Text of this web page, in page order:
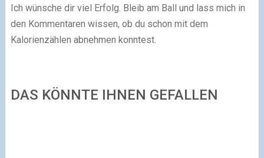
Ich wünsche dir viel Erfolg. Bleib am Ball und lass mich in
den Kommentaren wissen, ob du schon mit dem
Kalorienzählen abnehmen konntest.
DAS KÖNNTE IHNEN GEFALLEN